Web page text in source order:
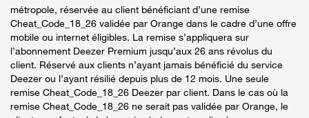
métropole, réservée au client bénéficiant d’une remise
Cheat_Code_18_26 validée par Orange dans le cadre d’une offre
mobile ou internet éligibles. La remise s’appliquera sur
l’abonnement Deezer Premium jusqu’aux 26 ans révolus du
client. Réservé aux clients n’ayant jamais bénéficié du service
Deezer ou l’ayant résilié depuis plus de 12 mois. Une seule
remise Cheat_Code_18_26 Deezer par client. Dans le cas où la
remise Cheat_Code_18_26 ne serait pas validée par Orange, le